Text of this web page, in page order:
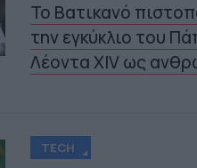
Το Βατικανό
την εγκύκλιο του
Λέοντα XIV ως
TECH